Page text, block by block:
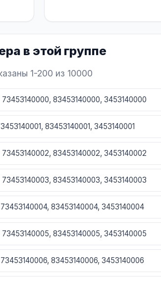
в этой группе
1-200 из 10000
83453140000, 3453140000
83453140001, 3453140001
83453140002, 3453140002
83453140003, 3453140003
83453140004, 3453140004
83453140005, 3453140005
83453140006, 3453140006